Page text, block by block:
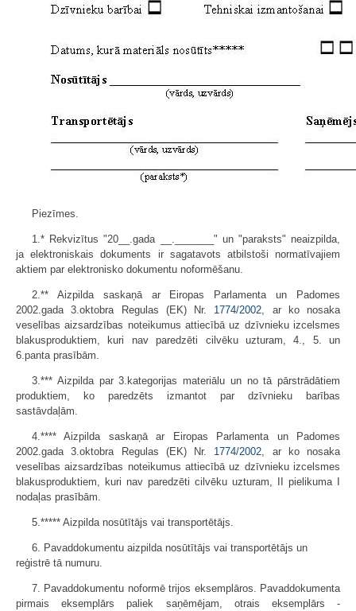
Piezīmes.
1.* Rekvizītus "20__.gada __._______" un "paraksts" neaizpilda,
ja elektroniskais dokuments ir sagatavots atbilstoši normatīvajiem
aktiem par elektronisko dokumentu noformēšanu.
2.** Aizpilda saskaņā ar Eiropas Parlamenta un Padomes
2002.gada 3.oktobra Regulas (EK) Nr. 1774/2002 , ar ko nosaka
veselības aizsardzības noteikumus attiecībā uz dzīvnieku izcelsmes
blakusproduktiem, kuri nav paredzēti cilvēku uzturam, 4., 5. un
6.panta prasībām.
3.*** Aizpilda par 3.kategorijas materiālu un no tā pārstrādātiem
produktiem, ko paredzēts izmantot par dzīvnieku barības
sastāvdaļām.
4.**** Aizpilda saskaņā ar Eiropas Parlamenta un Padomes
2002.gada 3.oktobra Regulas (EK) Nr. 1774/2002 , ar ko nosaka
veselības aizsardzības noteikumus attiecībā uz dzīvnieku izcelsmes
blakusproduktiem, kuri nav paredzēti cilvēku uzturam, II pielikuma I
nodaļas prasībām.
5.***** Aizpilda nosūtītājs vai transportētājs.
6. Pavaddokumentu aizpilda nosūtītājs vai transportētājs un
reģistrē tā numuru.
7. Pavaddokumentu noformē trijos eksemplāros. Pavaddokumenta
pirmais eksemplārs paliek saņēmējam, otrais eksemplārs -